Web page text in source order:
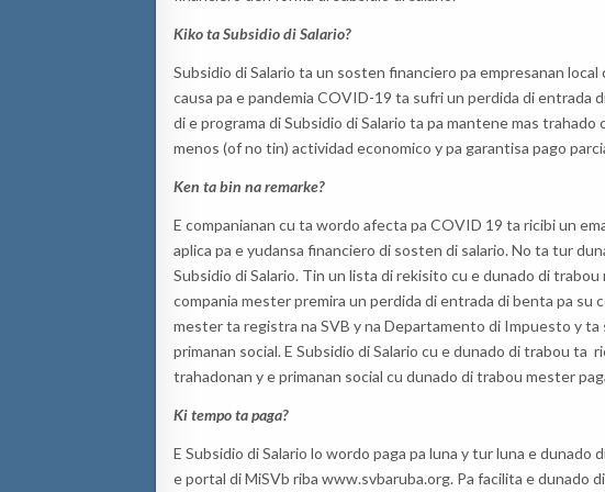
Kiko ta Subsidio di Salario?
Subsidio di Salario ta un sosten financiero pa empresanan
causa pa e pandemia COVID-19 ta sufri un perdida di entrada
di e programa di Subsidio di Salario ta pa mantene mas
menos (of no tin) actividad economico y pa garantisa pago
Ken ta bin na remarke?
E companianan cu ta wordo afecta pa COVID 19 ta ricibi un
aplica pa e yudansa financiero di sosten di salario. No ta tur
Subsidio di Salario. Tin un lista di rekisito cu e dunado di
compania mester premira un perdida di entrada di benta pa su
mester ta registra na SVB y na Departamento di Impuesto y ta
primanan social. E Subsidio di Salario cu e dunado di trabou ta
trahadonan y e primanan social cu dunado di trabou mester
Ki tempo ta paga?
E Subsidio di Salario lo wordo paga pa luna y tur luna e
e portal di MiSVb riba www.svbaruba.org. Pa facilita e dunado